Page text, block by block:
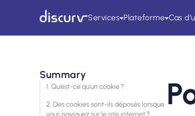
Services Plateforme Cas
Summary
1. Qu’est-ce qu’un cookie ?
2. Des cookies sont-ils déposés lorsque
vous naviguez sur le site internet ?